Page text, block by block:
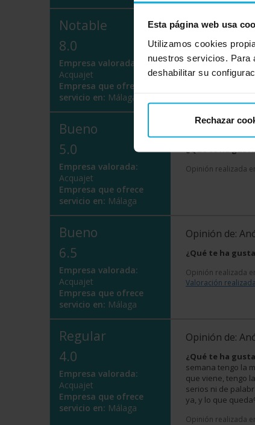
Esta página web usa
Utilizamos cookies
nuestros servicios. Para
deshabilitar su
Rechazar
Notable
8.0
Empresa valorada:
Acquajet
Empresa que ofrece
servicio en: Málaga
Opinión de:
¿Qué te ha
Opinión realizada
Bueno
5.0
Empresa valorada:
Acquajet
Empresa que ofrece
servicio en: Málaga
¿Qué te ha
Opinión realizada
Bueno
6.5
Empresa valorada:
Acquajet
Empresa que ofrece
servicio en: Málaga
Opinión de:
¿Qué te ha
Opinión realizada
Valoración
Regular
4.0
Empresa valorada:
Acquajet
Empresa que ofrece
servicio en: Málaga
Opinión de:
¿Qué te ha
semana tengo la
que viene, tengo
serios ni de
ya, y lo que
Opinión realizada